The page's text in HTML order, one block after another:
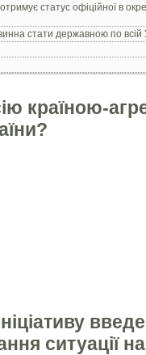
статус офіційної в
стати державною по всій
країною-
ситуації